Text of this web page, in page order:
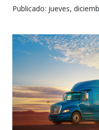
Publicado: jueves,